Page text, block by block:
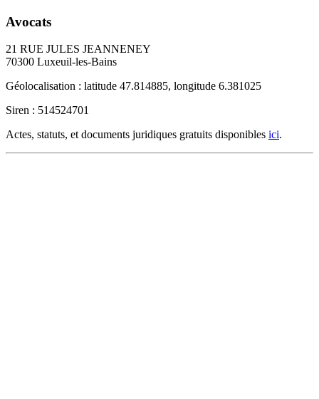
Avocats
21 RUE JULES JEANNENEY
70300 Luxeuil-les-Bains
Géolocalisation : latitude 47.814885, longitude 6.381025
Siren : 514524701
Actes, statuts, et documents juridiques gratuits disponibles ici.